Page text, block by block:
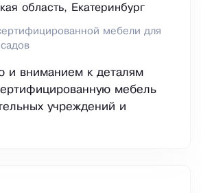
область, Екатеринбург
мебели для
и вниманием к деталям
мебель
учреждений и